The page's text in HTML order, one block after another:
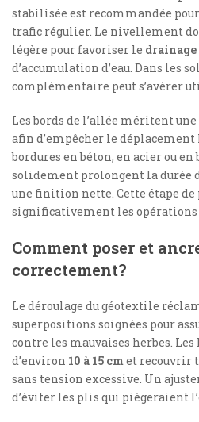
stabilisée est recommandée
trafic régulier. Le nivellement
légère pour favoriser le drainage
d’accumulation d’eau. Dans les
complémentaire peut s’avérer
Les bords de l’allée méritent
afin d’empêcher le déplacement
bordures en béton, en acier ou en
solidement prolongent la durée
une finition nette. Cette étape
significativement les
Comment poser et
correctement?
Le déroulage du géotextile
superpositions soignées pour
contre les mauvaises herbes.
d’environ 10 à 15 cmet recouvrir
sans tension excessive. Un
d’éviter les plis qui piégeraient